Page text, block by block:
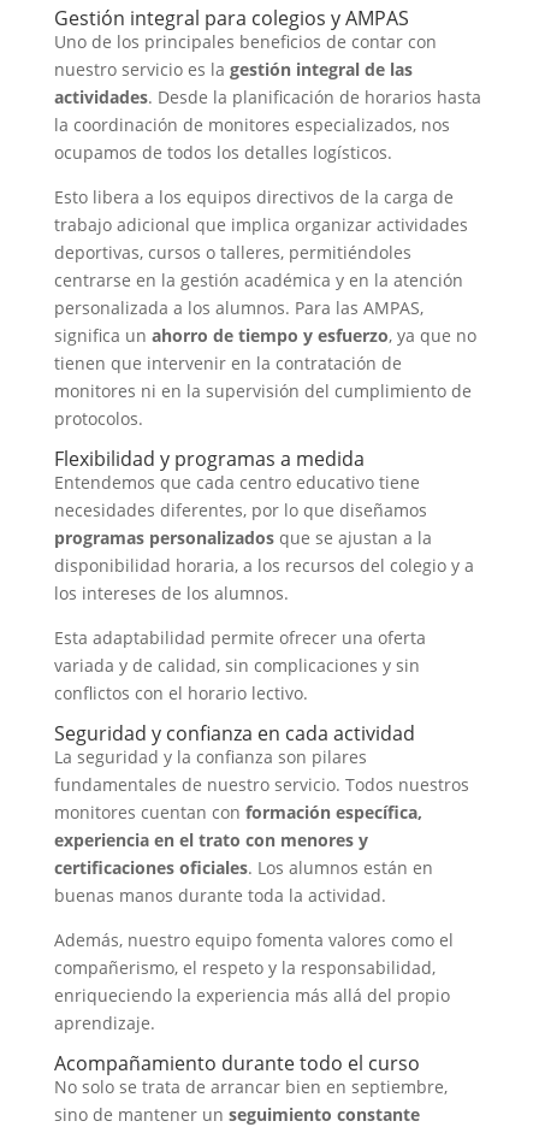
Gestión integral para colegios y AMPAS
Uno de los principales beneficios de contar con
nuestro servicio es la gestión integral de las
actividades. Desde la planificación de horarios hasta
la coordinación de monitores especializados, nos
ocupamos de todos los detalles logísticos.
Esto libera a los equipos directivos de la carga de
trabajo adicional que implica organizar actividades
deportivas, cursos o talleres, permitiéndoles
centrarse en la gestión académica y en la atención
personalizada a los alumnos. Para las AMPAS,
significa un ahorro de tiempo y esfuerzo, ya que no
tienen que intervenir en la contratación de
monitores ni en la supervisión del cumplimiento de
protocolos.
Flexibilidad y programas a medida
Entendemos que cada centro educativo tiene
necesidades diferentes, por lo que diseñamos
programas personalizadosque se ajustan a la
disponibilidad horaria, a los recursos del colegio y a
los intereses de los alumnos.
Esta adaptabilidad permite ofrecer una oferta
variada y de calidad, sin complicaciones y sin
conflictos con el horario lectivo.
Seguridad y confianza en cada actividad
La seguridad y la confianza son pilares
fundamentales de nuestro servicio. Todos nuestros
monitores cuentan con formación específica,
experiencia en el trato con menores y
certificaciones oficiales. Los alumnos están en
buenas manos durante toda la actividad.
Además, nuestro equipo fomenta valores como el
compañerismo, el respeto y la responsabilidad,
enriqueciendo la experiencia más allá del propio
aprendizaje.
Acompañamiento durante todo el curso
No solo se trata de arrancar bien en septiembre,
sino de mantener un seguimiento constante